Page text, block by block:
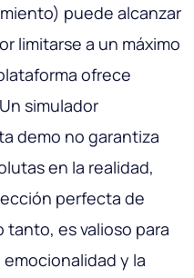
puede alcanzar
limitarse a un máximo
ofrece
simulador
demo no garantiza
en la realidad,
perfecta de
tanto, es valioso para
y la